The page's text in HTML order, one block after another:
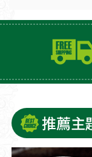
推薦主